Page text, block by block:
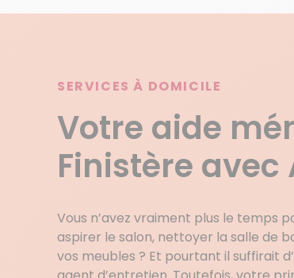
SERVICES À DOMICILE
Votre aide
Finistère avec
Vous n’avez vraiment plus le temps
aspirer le salon, nettoyer la salle de
vos meubles ? Et pourtant il suffirait